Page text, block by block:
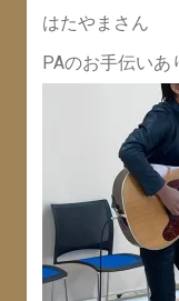
はたやまさん
PAのお手伝いあ